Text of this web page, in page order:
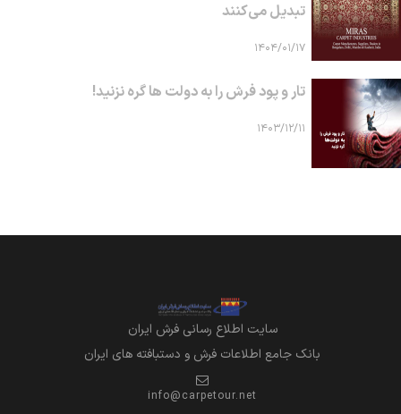
تبدیل می‌کنند
۱۴۰۴/۰۱/۱۷
تار و پود فرش را به دولت ها گره نزنید!
۱۴۰۳/۱۲/۱۱
سايت اطلاع رساني فرش ايران
بانک جامع اطلاعات فرش و دستبافته های ایران
info@carpetour.net